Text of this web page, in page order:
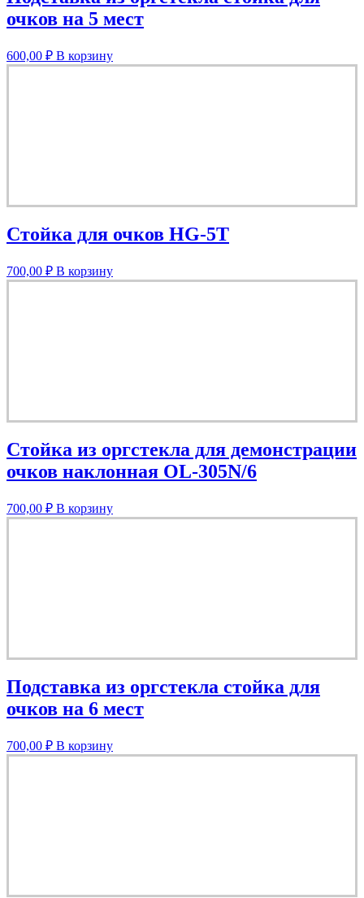
очков на 5 мест
600,00 ₽ В корзину
Стойка для очков HG-5T
700,00 ₽ В корзину
Стойка из оргстекла для демонстрации
очков наклонная OL-305N/6
700,00 ₽ В корзину
Подставка из оргстекла стойка для
очков на 6 мест
700,00 ₽ В корзину